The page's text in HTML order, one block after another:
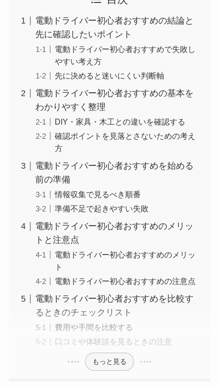
電動ドライバー初心者おすすめの結論と
先に確認したいポイント
電動ドライバー初心者おすすめで失敗し
やすい考え方
先に決めると迷いにくい判断軸
電動ドライバー初心者おすすめの基本を
わかりやすく整理
DIY・家具・木工との違いを確認する
確認ポイントを見落とさないための考え
方
電動ドライバー初心者おすすめを始める
前の準備
情報収集で見るべき順番
準備不足で起きやすい失敗
電動ドライバー初心者おすすめのメリッ
トと注意点
電動ドライバー初心者おすすめのメリッ
ト
電動ドライバー初心者おすすめの注意点
電動ドライバー初心者おすすめを比較す
るときのチェックリスト
費用や手間を比較する
口コミや体験談を見るときの注意
もっと見る